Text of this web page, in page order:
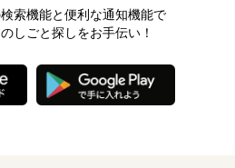
索機能と便利な通知機能で
しごと探しをお手伝い！